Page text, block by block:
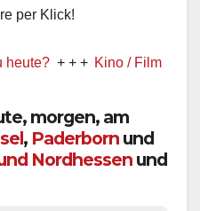
per Klick!
+ + + Kino / Film + + + Ww
morgen, am
, Paderborn und
Nordhessen und